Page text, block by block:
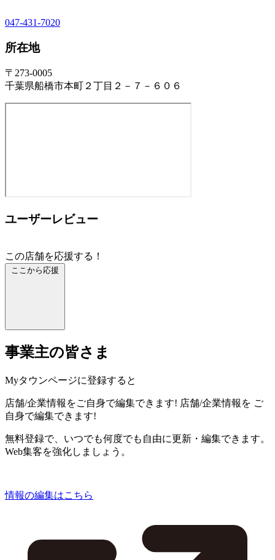
047-431-7020
所在地
〒273-0005
千葉県船橋市本町２丁目２－７－６０６
ユーザーレビュー
この店舗を応援する！
ここから応援
事業主の皆さま
Myタウンページに登録すると
店舗/企業情報をご自身で編集できます! 店舗/企業情報を ご
自身で編集できます!
無料登録で、いつでも何度でも自由に更新・編集できます。
Web集客を強化しましょう。
情報の編集はこちら